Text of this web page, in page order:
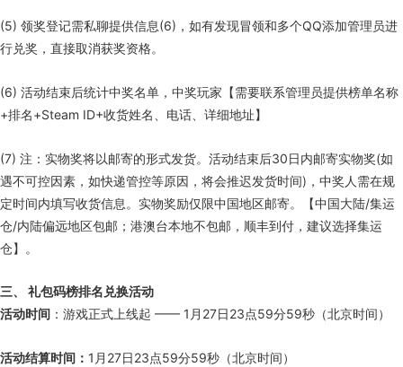
(5) 领奖登记需私聊提供信息(6)，如有发现冒领和多个QQ添加管理员进
行兑奖，直接取消获奖资格。
(6) 活动结束后统计中奖名单，中奖玩家【需要联系管理员提供榜单名称
+排名+Steam ID+收货姓名、电话、详细地址】
(7) 注：实物奖将以邮寄的形式发货。活动结束后30日内邮寄实物奖(如
遇不可控因素，如快递管控等原因，将会推迟发货时间)，中奖人需在规
定时间内填写收货信息。实物奖励仅限中国地区邮寄。【中国大陆/集运
仓/内陆偏远地区包邮；港澳台本地不包邮，顺丰到付，建议选择集运
仓】。
三、 礼包码榜排名兑换活动
活动时间 ：游戏正式上线起 —— 1月27日23点59分59秒（北京时间）
活动结算时间： 1月27日23点59分59秒（北京时间）